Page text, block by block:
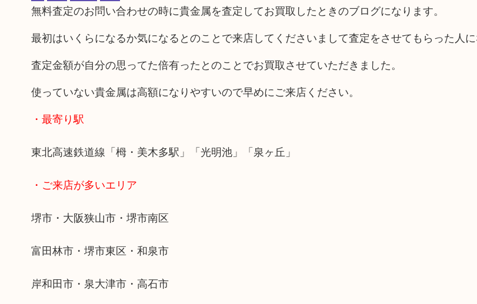
無料査定のお問い合わせの時に貴金属を査定してお買取したときのブログになります。
最初はいくらになるか気になるとのことで来店してくださいまして査定をさせてもらった人に
査定金額が自分の思ってた倍有ったとのことでお買取させていただきました。
使っていない貴金属は高額になりやすいので早めにご来店ください。
・最寄り駅
東北高速鉄道線「栂・美木多駅」「光明池」「泉ヶ丘」
・ご来店が多いエリア
堺市・大阪狭山市・堺市南区
富田林市・堺市東区・和泉市
岸和田市・泉大津市・高石市